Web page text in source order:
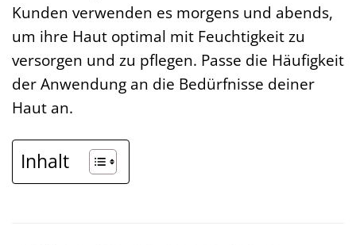
Kunden verwenden es morgens und abends,
um ihre Haut optimal mit Feuchtigkeit zu
versorgen und zu pflegen. Passe die Häufigkeit
der Anwendung an die Bedürfnisse deiner
Haut an.
Inhalt